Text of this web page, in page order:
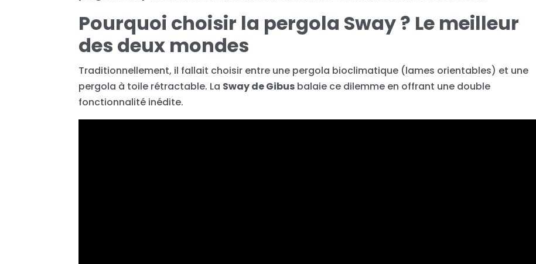
Pourquoi choisir la pergola Sway ? Le meilleur
des deux mondes
Traditionnellement, il fallait choisir entre une pergola bioclimatique (lames orientables) et une
pergola à toile rétractable. La Sway de Gibus balaie ce dilemme en offrant une double
fonctionnalité inédite.